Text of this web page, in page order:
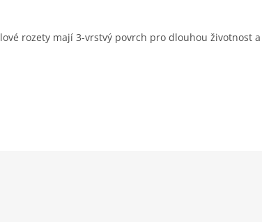
rozety mají 3-vrstvý povrch pro dlouhou životnost